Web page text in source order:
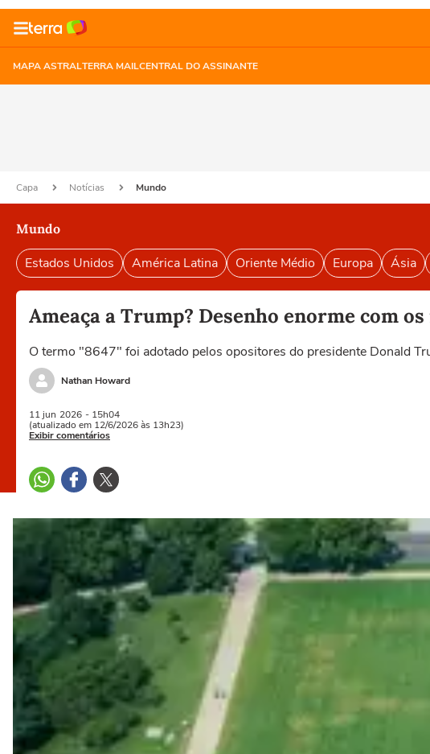
MAPA ASTRALTERRA MAILCENTRAL DO ASSINANTE
Capa Notícias Mundo
Mundo
Estados Unidos América Latina Oriente Médio Europa Ásia
Ameaça a Trump? Desenho enorme com
O termo "8647" foi adotado pelos opositores ⁠do presidente Donald
Nathan Howard
11 jun 2026 - 15h04
(atualizado em 12/6/2026 às 13h23)
Exibir comentários